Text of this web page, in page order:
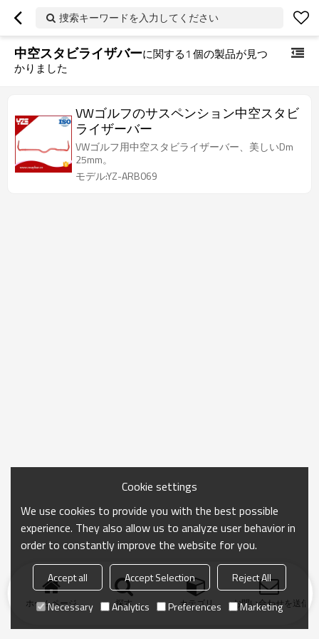
捜索キーワードを入力してください
中空スタビライザバーに関する1 個の製品が見つ
かりました
VWゴルフのサスペンション中空スタビ
ライザーバー
VWゴルフ用中空スタビライザーバー、美しいDm
25mm。
モデル:YZ-ARB069
ホームページ 探す カテゴリ お問い合わせを送信
Cookie settings
We use cookies to provide you with the best possible
experience. They also allow us to analyze user behavior in
order to constantly improve the website for you.
Accept all Accept Selection
Reject All
Necessary
Analytics Preferences Marketing